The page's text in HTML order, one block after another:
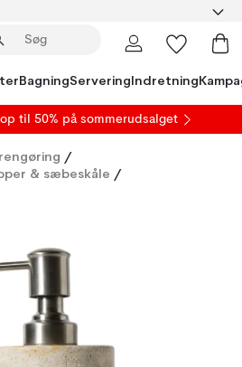
BagningServeringIndretning
til 50% på sommerudsalget
/
& sæbeskåle /